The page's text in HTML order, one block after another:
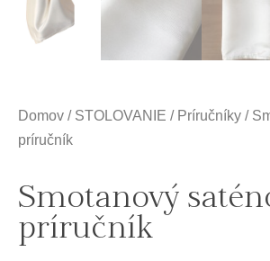
Domov / STOLOVANIE / Príručníky /
príručník
Smotanový
príručník